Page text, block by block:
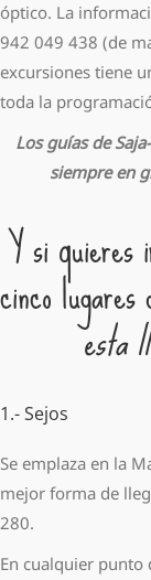
óptico. La
942 049 438 (de
excursiones tiene
toda la
Los guías de
siempre en
Y si
cinco
esta
1.- Sejos
Se emplaza en la
mejor forma de
280.
En cualquier punto